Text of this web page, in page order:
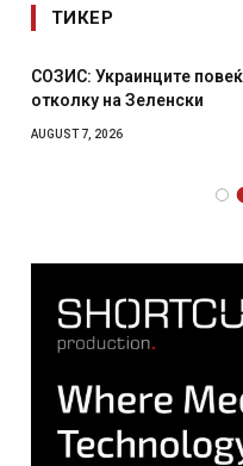
ТИКЕР
СОЗИС: Украинците
отколку на Зеленски
AUGUST 7, 2026